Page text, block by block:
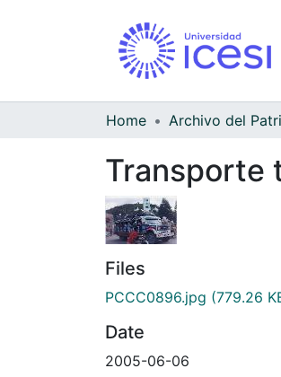
Home
Transporte
Files
PCCC0896.jpg (779.26
Date
2005-06-06